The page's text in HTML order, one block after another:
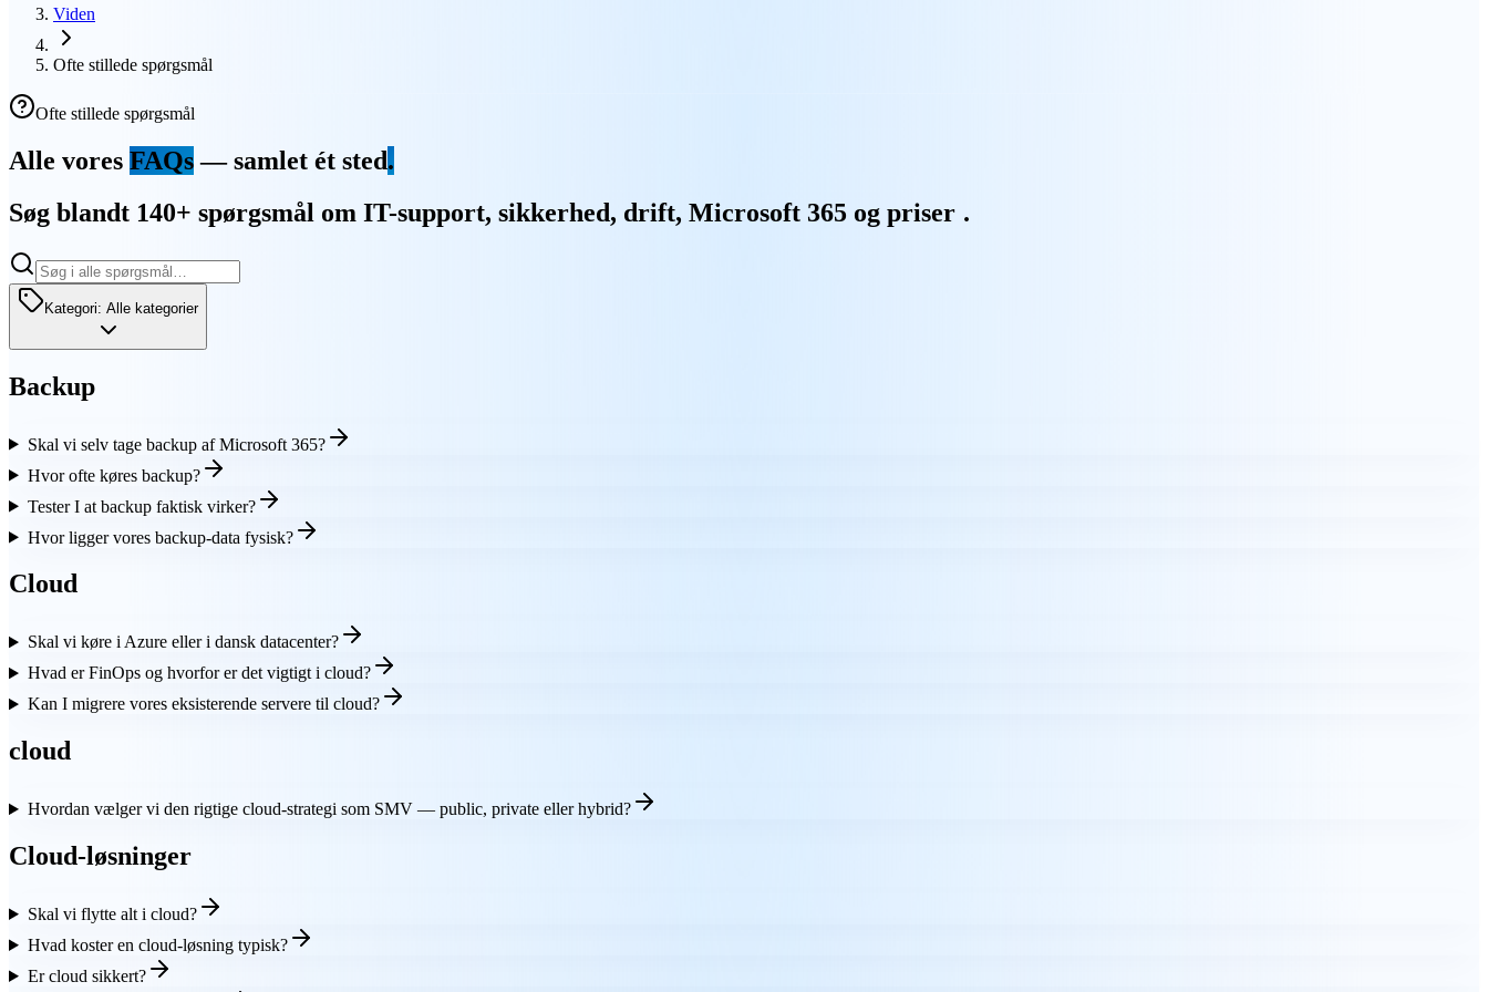
Viden
Ofte stillede spørgsmål
Ofte stillede spørgsmål
Alle vores FAQs — samlet ét sted.
Søg blandt 140+ spørgsmål om IT-support, sikkerhed, drift, Microsoft 365 og priser .
Kategori: Alle kategorier
Backup
Skal vi selv tage backup af Microsoft 365?
Hvor ofte køres backup?
Tester I at backup faktisk virker?
Hvor ligger vores backup-data fysisk?
Cloud
Skal vi køre i Azure eller i dansk datacenter?
Hvad er FinOps og hvorfor er det vigtigt i cloud?
Kan I migrere vores eksisterende servere til cloud?
cloud
Hvordan vælger vi den rigtige cloud-strategi som SMV — public, private eller hybrid?
Cloud-løsninger
Skal vi flytte alt i cloud?
Hvad koster en cloud-løsning typisk?
Er cloud sikkert?